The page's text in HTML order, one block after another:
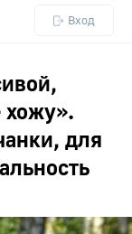
Вход
хожу».
для